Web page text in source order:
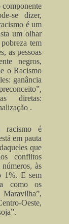
componente
se dizer,
é um
um olhar
tem
as pessoas
negros,
o Racismo
ganância
diretas:
.
racismo é
em pauta
que
conflitos
às
1%. E sem
como os
Oeste,